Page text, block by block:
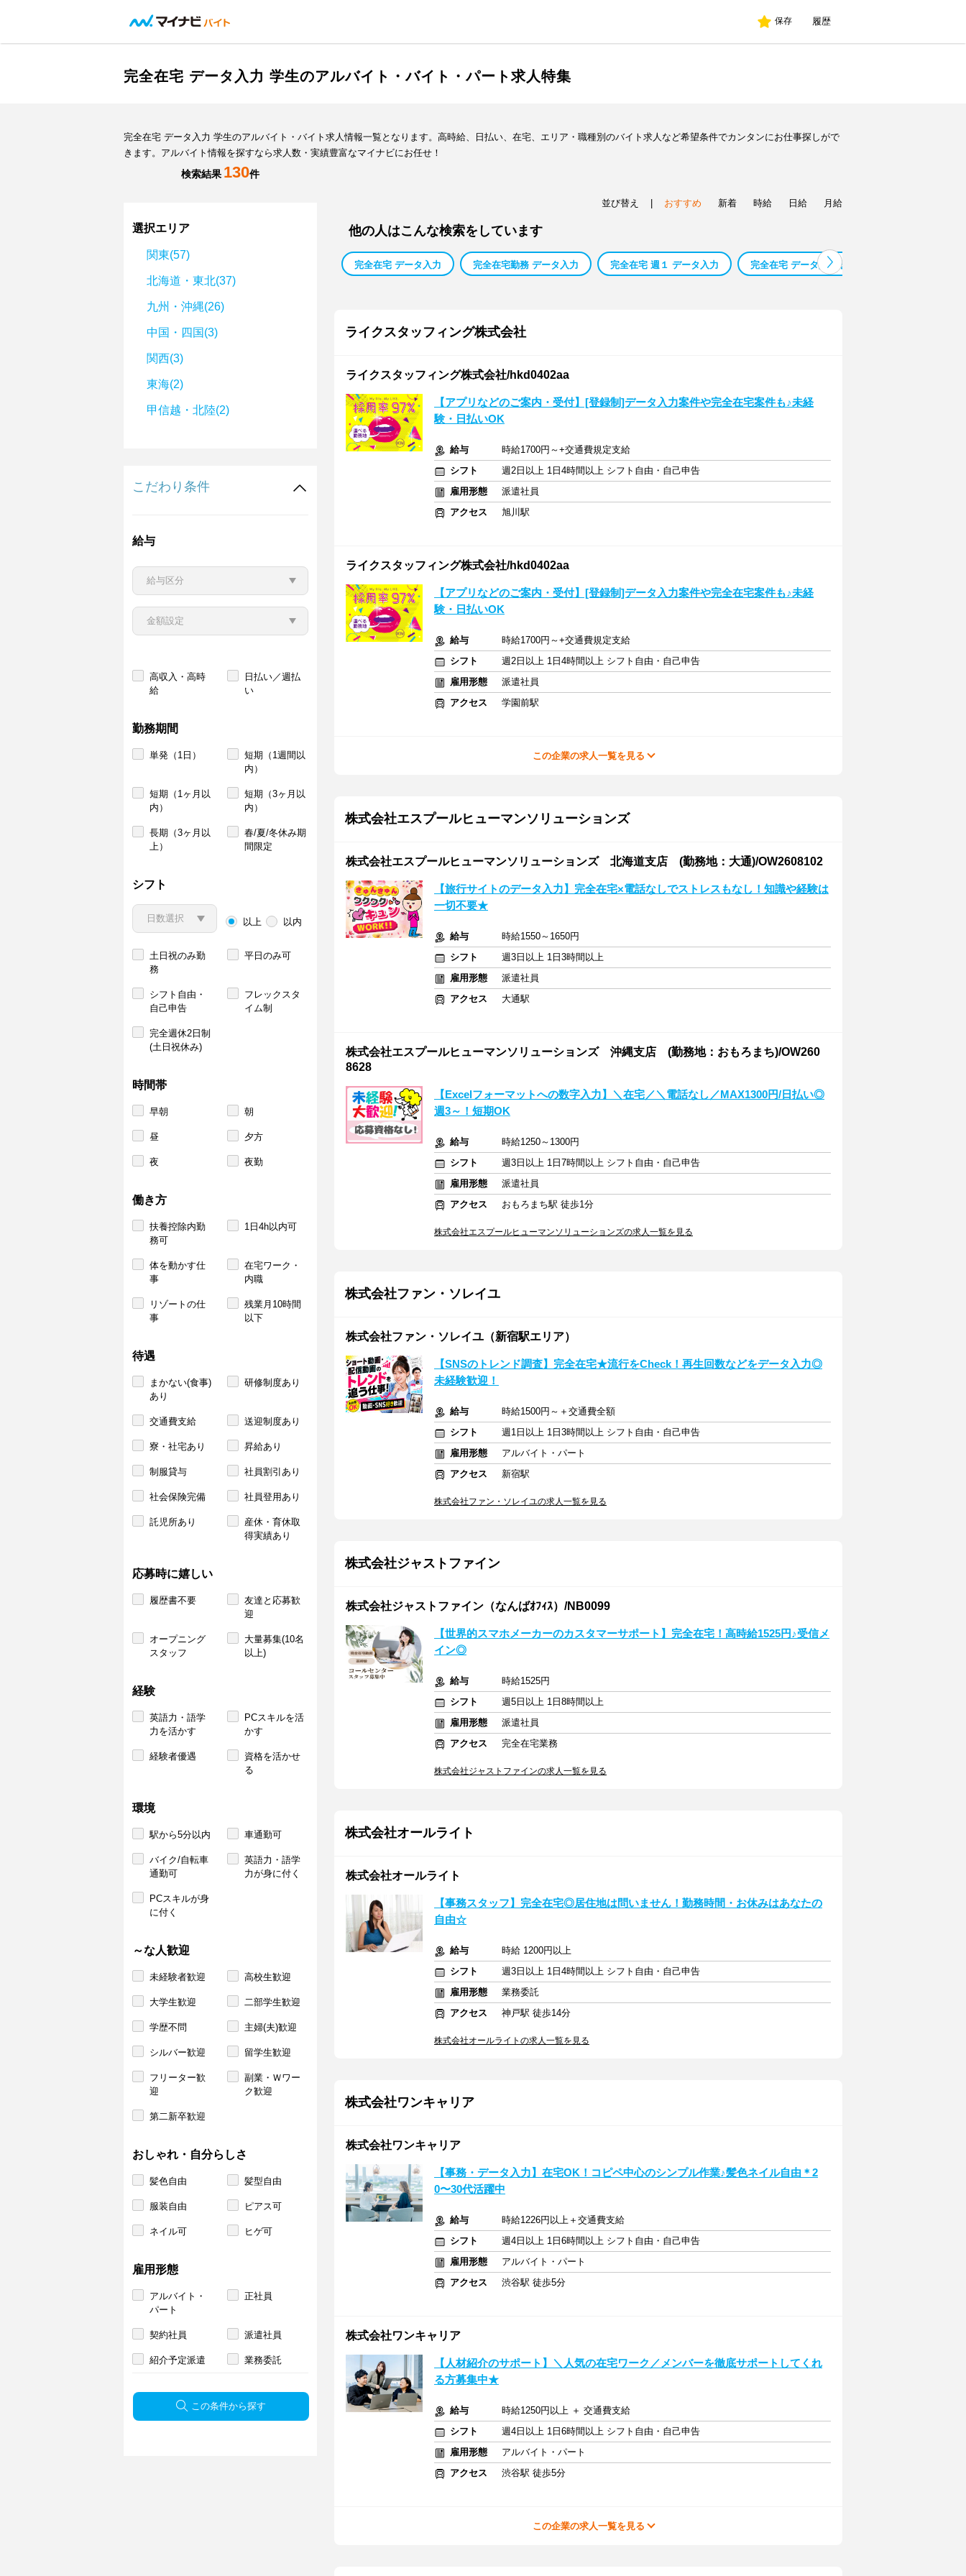
保存 履歴
完全在宅 データ入力 学生のアルバイト・バイト・パート求人特集
完全在宅 データ入力 学生のアルバイト・バイト求人情報一覧となります。高時給、日払い、在宅、エリア・職種別のバイト求人など希望条件でカンタンにお仕事探しがで
きます。アルバイト情報を探すなら求人数・実績豊富なマイナビにお任せ！
検索結果 130件
選択エリア
関東(57)
北海道・東北(37)
九州・沖縄(26)
中国・四国(3)
関西(3)
東海(2)
甲信越・北陸(2)
こだわり条件
給与
高収入・高時
給
日払い／週払
い
勤務期間
単発（1日）
短期（1週間以
内）
短期（1ヶ月以
内）
短期（3ヶ月以
内）
長期（3ヶ月以
上）
春/夏/冬休み期
間限定
シフト
以上 以内
土日祝のみ勤
務
平日のみ可
シフト自由・
自己申告
フレックスタ
イム制
完全週休2日制
(土日祝休み)
時間帯
早朝 朝
昼 夕方
夜 夜勤
働き方
扶養控除内勤
務可
1日4h以内可
体を動かす仕
事
在宅ワーク・
内職
リゾートの仕
事
残業月10時間
以下
待遇
まかない(食事)
あり
研修制度あり
交通費支給 送迎制度あり
寮・社宅あり 昇給あり
制服貸与 社員割引あり
社会保険完備 社員登用あり
託児所あり
産休・育休取
得実績あり
応募時に嬉しい
履歴書不要
友達と応募歓
迎
オープニング
スタッフ
大量募集(10名
以上)
経験
英語力・語学
力を活かす
PCスキルを活
かす
経験者優遇
資格を活かせ
る
環境
駅から5分以内 車通勤可
バイク/自転車
通勤可
英語力・語学
力が身に付く
PCスキルが身
に付く
～な人歓迎
未経験者歓迎 高校生歓迎
大学生歓迎 二部学生歓迎
学歴不問 主婦(夫)歓迎
シルバー歓迎 留学生歓迎
フリーター歓
迎
副業・Ｗワー
ク歓迎
第二新卒歓迎
おしゃれ・自分らしさ
髪色自由 髪型自由
服装自由 ピアス可
ネイル可 ヒゲ可
雇用形態
アルバイト・
パート
正社員
契約社員 派遣社員
紹介予定派遣 業務委託
この条件から探す
並び替え おすすめ 新着 時給 日給 月給
他の人はこんな検索をしています
完全在宅 データ入力 完全在宅勤務 データ入力 完全在宅 週１ データ入力 完全在宅 データ入力 愛知
ライクスタッフィング株式会社
ライクスタッフィング株式会社/hkd0402aa
【アプリなどのご案内・受付】[登録制]データ入力案件や完全在宅案件も♪未経
験・日払いOK
給与
時給1700円～+交通費規定支給
シフト
週2日以上 1日4時間以上 シフト自由・自己申告
雇用形態
派遣社員
アクセス
旭川駅
ライクスタッフィング株式会社/hkd0402aa
【アプリなどのご案内・受付】[登録制]データ入力案件や完全在宅案件も♪未経
験・日払いOK
給与
時給1700円～+交通費規定支給
シフト
週2日以上 1日4時間以上 シフト自由・自己申告
雇用形態
派遣社員
アクセス
学園前駅
この企業の求人一覧を見る
株式会社エスプールヒューマンソリューションズ
株式会社エスプールヒューマンソリューションズ 北海道支店 (勤務地：大通)/OW2608102
【旅行サイトのデータ入力】完全在宅×電話なしでストレスもなし！知識や経験は
一切不要★
給与
時給1550～1650円
シフト
週3日以上 1日3時間以上
雇用形態
派遣社員
アクセス
大通駅
株式会社エスプールヒューマンソリューションズ 沖縄支店 (勤務地：おもろまち)/OW260
8628
【Excelフォーマットへの数字入力】＼在宅／＼電話なし／MAX1300円/日払い◎
週3～！短期OK
給与
時給1250～1300円
シフト
週3日以上 1日7時間以上 シフト自由・自己申告
雇用形態
派遣社員
アクセス
おもろまち駅 徒歩1分
株式会社エスプールヒューマンソリューションズの求人一覧を見る
株式会社ファン・ソレイユ
株式会社ファン・ソレイユ（新宿駅エリア）
【SNSのトレンド調査】完全在宅★流行をCheck！再生回数などをデータ入力◎
未経験歓迎！
給与
時給1500円～＋交通費全額
シフト
週1日以上 1日3時間以上 シフト自由・自己申告
雇用形態
アルバイト・パート
アクセス
新宿駅
株式会社ファン・ソレイユの求人一覧を見る
株式会社ジャストファイン
株式会社ジャストファイン（なんばｵﾌｨｽ）/NB0099
【世界的スマホメーカーのカスタマーサポート】完全在宅！高時給1525円♪受信メ
イン◎
給与
時給1525円
シフト
週5日以上 1日8時間以上
雇用形態
派遣社員
アクセス
完全在宅業務
株式会社ジャストファインの求人一覧を見る
株式会社オールライト
株式会社オールライト
【事務スタッフ】完全在宅◎居住地は問いません！勤務時間・お休みはあなたの
自由☆
給与
時給 1200円以上
シフト
週3日以上 1日4時間以上 シフト自由・自己申告
雇用形態
業務委託
アクセス
神戸駅 徒歩14分
株式会社オールライトの求人一覧を見る
株式会社ワンキャリア
株式会社ワンキャリア
【事務・データ入力】在宅OK！コピペ中心のシンプル作業♪髪色ネイル自由＊2
0〜30代活躍中
給与
時給1226円以上＋交通費支給
シフト
週4日以上 1日6時間以上 シフト自由・自己申告
雇用形態
アルバイト・パート
アクセス
渋谷駅 徒歩5分
株式会社ワンキャリア
【人材紹介のサポート】＼人気の在宅ワーク／メンバーを徹底サポートしてくれ
る方募集中★
給与
時給1250円以上 ＋ 交通費支給
シフト
週4日以上 1日6時間以上 シフト自由・自己申告
雇用形態
アルバイト・パート
アクセス
渋谷駅 徒歩5分
この企業の求人一覧を見る